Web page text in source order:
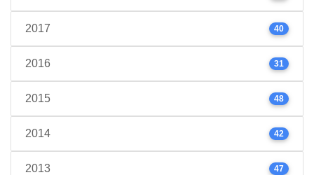
2017 40
2016 31
2015 48
2014 42
2013 47